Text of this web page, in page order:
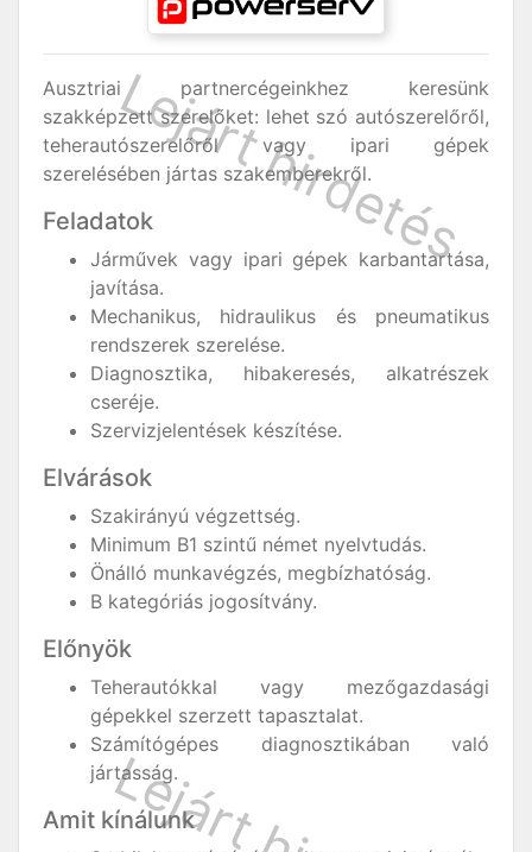
Ausztriai partnercégeinkhez keresünk
szakképzett szerelőket: lehet szó autószerelőről,
teherautószerelőről vagy ipari gépek
szerelésében jártas szakemberekről.
Feladatok
Járművek vagy ipari gépek karbantartása,
javítása.
Mechanikus, hidraulikus és pneumatikus
rendszerek szerelése.
Diagnosztika, hibakeresés, alkatrészek
cseréje.
Szervizjelentések készítése.
Elvárások
Szakirányú végzettség.
Minimum B1 szintű német nyelvtudás.
Önálló munkavégzés, megbízhatóság.
B kategóriás jogosítvány.
Előnyök
Teherautókkal vagy mezőgazdasági
gépekkel szerzett tapasztalat.
Számítógépes diagnosztikában való
jártasság.
Amit kínálunk